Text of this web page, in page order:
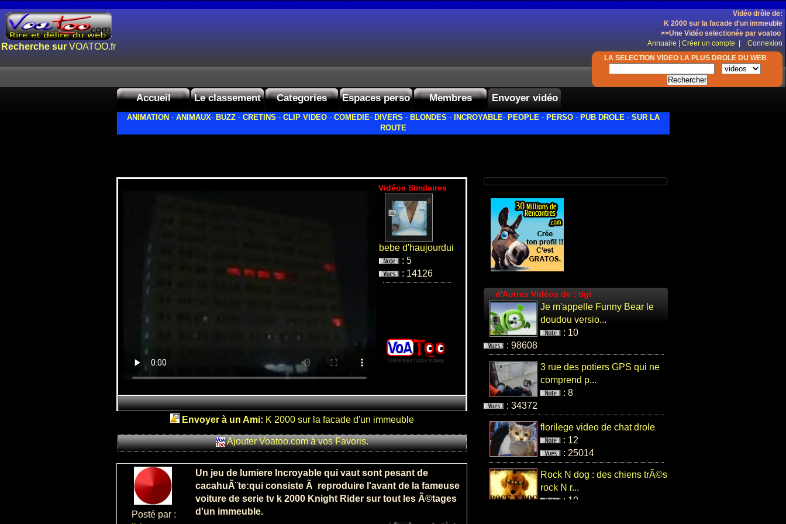
Recherche sur VOATOO.fr
Vidéo drôle de:
K 2000 sur la facade d'un immeuble
>>Une Vidéo selectionée par voatoo
Annuaire
Créer un compte
Connexion
LA SELECTION VIDEO LA PLUS DROLE DU WEB..
Accueil Le classement Categories Espaces perso Membres Envoyer vidéo
ANIMATION - ANIMAUX- BUZZ - CRETINS - CLIP VIDEO - COMEDIE- DIVERS - BLONDES - INCROYABLE- PEOPLE - PERSO - PUB DROLE - SUR LA
ROUTE
Vidéos Similaires
bebe d'haujourdui
: 5
: 14126
Envoyer à un Ami: K 2000 sur la facade d'un immeuble
Ajouter Voatoo.com à vos Favoris.
Posté par :
Un jeu de lumiere Incroyable qui vaut sont pesant de
cacahuÃ¨te:qui consiste Ã reproduire l'avant de la fameuse
voiture de serie tv k 2000 Knight Rider sur tout les Ã©tages
d'un immeuble.
d'Autres Vidéos de : tigi
Je m'appelle Funny Bear le
doudou versio...
: 10
: 98608
3 rue des potiers GPS qui ne
comprend p...
: 8
: 34372
florilege video de chat drole
: 12
: 25014
Rock N dog : des chiens trÃ©s
rock N r...
: 10